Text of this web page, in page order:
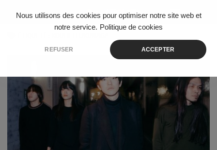
Nous utilisons des cookies pour optimiser notre site web et
notre service. Politique de cookies
REFUSER ACCEPTER
Skip to content